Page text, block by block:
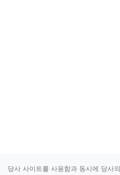
당사 사이트를 사용함과 동시에 당사의